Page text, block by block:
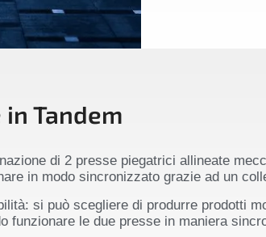
in Tandem
di 2 presse piegatrici allineate
in modo sincronizzato grazie ad un
si può scegliere di produrre prodotti
funzionare le due presse in maniera